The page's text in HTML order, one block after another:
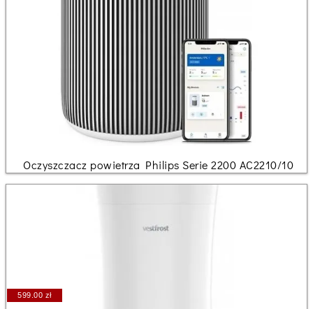
Oczyszczacz powietrza Philips Serie 2200 AC2210/10
599.00 zł